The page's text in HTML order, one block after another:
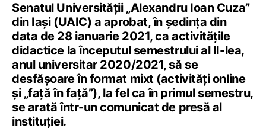
Senatul Universității „Alexandru Ioan Cuza”
din Iași (UAIC) a aprobat, în ședința din
data de 28 ianuarie 2021, ca activitățile
didactice la începutul semestrului al II-lea,
anul universitar 2020/2021, să se
desfășoare în format mixt (activități online
și „față în față”), la fel ca în primul semestru,
se arată într-un comunicat de presă al
instituției.